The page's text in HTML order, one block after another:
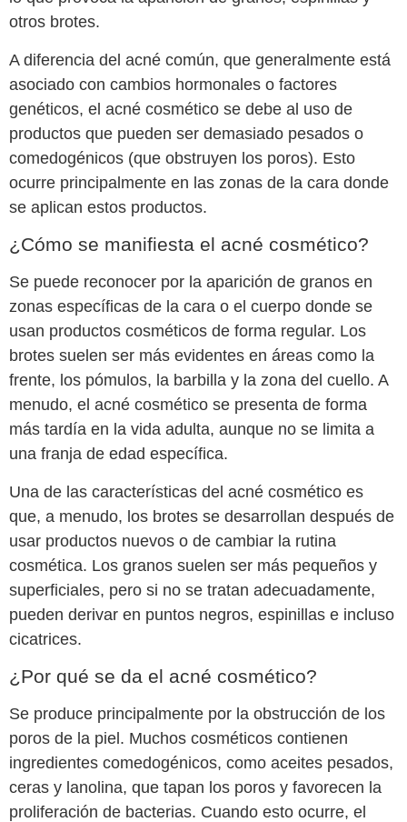
otros brotes.
A diferencia del acné común, que generalmente está
asociado con cambios hormonales o factores
genéticos, el acné cosmético se debe al uso de
productos que pueden ser demasiado pesados o
comedogénicos (que obstruyen los poros). Esto
ocurre principalmente en las zonas de la cara donde
se aplican estos productos.
¿Cómo se manifiesta el acné cosmético?
Se puede reconocer por la aparición de granos en
zonas específicas de la cara o el cuerpo donde se
usan productos cosméticos de forma regular. Los
brotes suelen ser más evidentes en áreas como la
frente, los pómulos, la barbilla y la zona del cuello. A
menudo, el acné cosmético se presenta de forma
más tardía en la vida adulta, aunque no se limita a
una franja de edad específica.
Una de las características del acné cosmético es
que, a menudo, los brotes se desarrollan después de
usar productos nuevos o de cambiar la rutina
cosmética. Los granos suelen ser más pequeños y
superficiales, pero si no se tratan adecuadamente,
pueden derivar en puntos negros, espinillas e incluso
cicatrices.
¿Por qué se da el acné cosmético?
Se produce principalmente por la obstrucción de los
poros de la piel. Muchos cosméticos contienen
ingredientes comedogénicos, como aceites pesados,
ceras y lanolina, que tapan los poros y favorecen la
proliferación de bacterias. Cuando esto ocurre, el